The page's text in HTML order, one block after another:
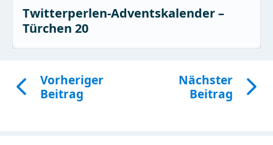
Twitterperlen-Adventskalender –
Türchen 20
Vorheriger
Beitrag
Nächster
Beitrag